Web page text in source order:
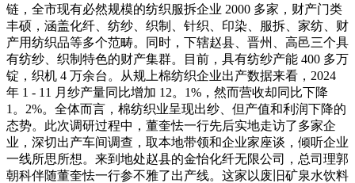
链，全市现有必然规模的纺织服拆企业 2000 多家，财产门类
丰硕，涵盖化纤、纺纱、织制、针织、印染、服拆、家纺、财
产用纺织品等多个范畴。同时，下辖赵县、晋州、高邑三个具
有纺纱、织制特色的财产集群。目前，具有纺纱产能 400 多万
锭，织机 4 万余台。从规上棉纺织企业出产数据来看，2024
年 1 - 11 月纱产量同比增加 12。1%，然而营收却同比下降
1。2%。全体而言，棉纺织业呈现出纱、但产值和利润下降的
态势。此次调研过程中，董奎怯一行先后实地走访了多家企
业，深切出产车间调查，取本地带领和企业家座谈，倾听企业
一线所思所想。来到地处赵县的金怡化纤无限公司，总司理郭
朝科伴随董奎怯一行参不雅了出产线。这家以废旧矿泉水饮料